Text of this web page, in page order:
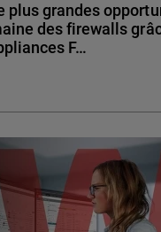
plus grandes
des firewalls
F…